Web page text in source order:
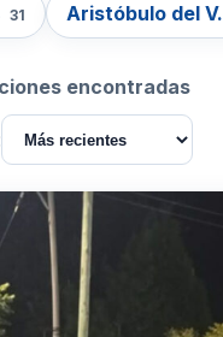
31 Aristóbulo del V.
encontradas